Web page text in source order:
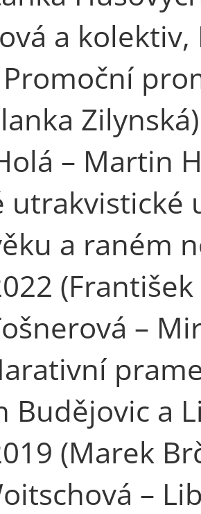
a
Zilynská)
– Martin
a raném
–
Budějovic a
(Marek
–